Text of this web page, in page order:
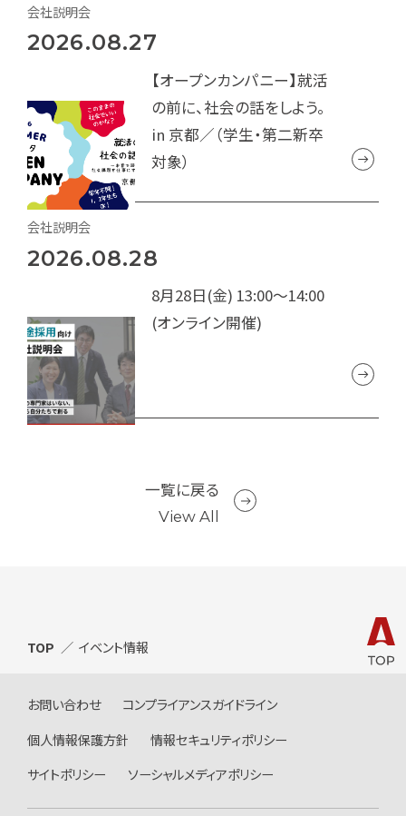
2026.08.27
【オープンカンパニー】就活
の前に、社会の話をしよう。
in 京都／（学生・第二新卒
対象）
会社説明会
2026.08.28
8月28日(金) 13:00～14:00
(オンライン開催)
会社説明会
一覧に戻る
View All
お問い合わせ
コンプライアンスガイドライン
個人情報保護方針
情報セキュリティポリシー
サイトポリシー
ソーシャルメディアポリシー
TOP イベント情報